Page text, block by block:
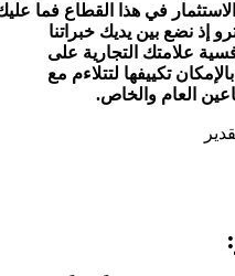
في هذا القطاع فما
نضع بين يديك خبراتنا
علامتك التجارية على
تكييفها لتتلاءم مع
العام والخاص.